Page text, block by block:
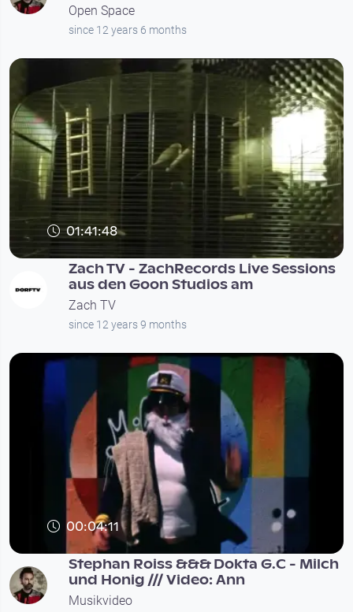
Open Space
since 12 years 6 months
01:41:48
Zach TV - ZachRecords Live Sessions
aus den Goon Studios am
Zach TV
since 12 years 9 months
00:04:11
Stephan Roiss &&& Dokta G.C - Milch
und Honig /// Video: Ann
Musikvideo